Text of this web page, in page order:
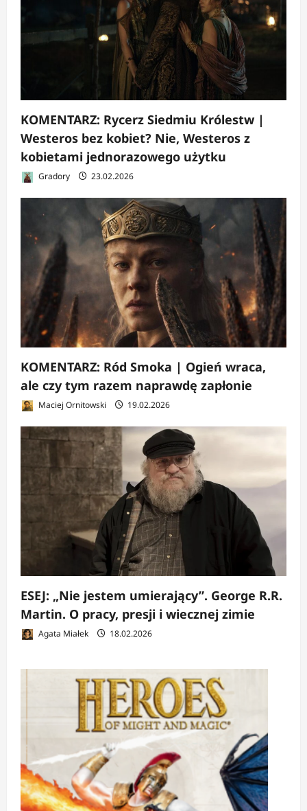
KOMENTARZ: Rycerz Siedmiu Królestw |
Westeros bez kobiet? Nie, Westeros z
kobietami jednorazowego użytku
Gradory 23.02.2026
KOMENTARZ: Ród Smoka | Ogień wraca,
ale czy tym razem naprawdę zapłonie
Maciej Ornitowski 19.02.2026
ESEJ: „Nie jestem umierający”. George R.R.
Martin. O pracy, presji i wiecznej zimie
Agata Miałek 18.02.2026